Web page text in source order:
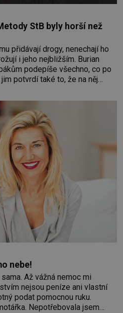
StB byly horší než
přidávají drogy, nenechají ho
i jeho nejbližším. Burian
podepíše všechno, co po
potvrdí také to, že na něj
být knězem a
nebe!
Až vážná nemoc mi
nejsou peníze ani vlastní
podat pomocnou ruku.
Nepotřebovala jsem